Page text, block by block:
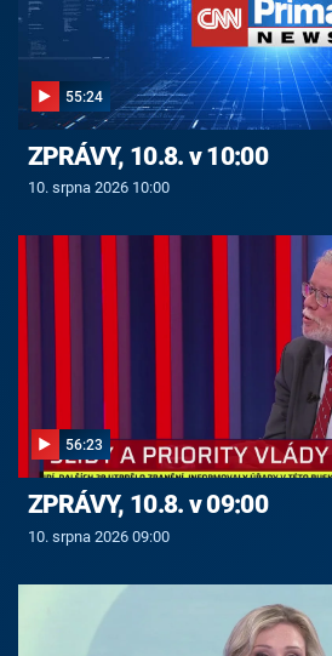
55:24
ZPRÁVY, 10.8. v 10:00
10. srpna 2026 10:00
56:23
ZPRÁVY, 10.8. v 09:00
10. srpna 2026 09:00